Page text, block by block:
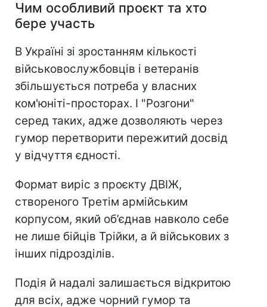
Чим особливий проєкт та хто
бере участь
В Україні зі зростанням кількості
військовослужбовців і ветеранів
збільшується потреба у власних
ком'юніті-просторах. І "Розгони"
серед таких, адже дозволяють через
гумор перетворити пережитий досвід
у відчуття єдності.
Формат виріс з проєкту ДВІЖ,
створеного Третім армійським
корпусом, який об’єднав навколо себе
не лише бійців Трійки, а й військових з
інших підрозділів.
Подія й надалі залишається відкритою
для всіх, адже чорний гумор та